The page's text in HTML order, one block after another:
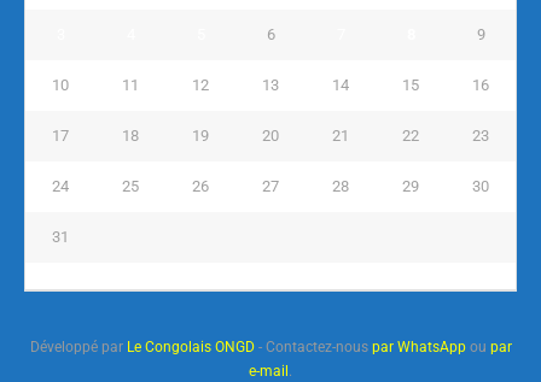
6 9
10 11 12 13 14 15 16
17 18 19 20 21 22 23
24 25 26 27 28 29 30
31
Développé par Le Congolais ONGD- Contactez-nous par WhatsAppou par
e-mail .